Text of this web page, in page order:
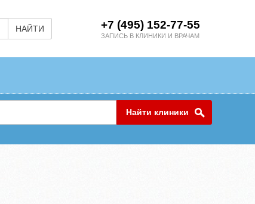
НАЙТИ +7 (495) 152-77-55
ЗАПИСЬ В КЛИНИКИ И ВРАЧАМ
Найти клиники